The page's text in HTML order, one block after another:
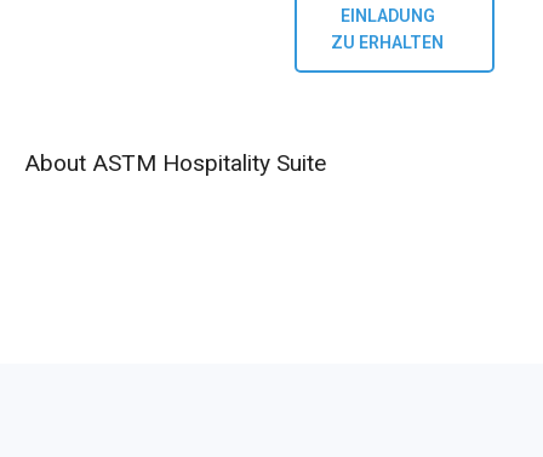
EINLADUNG
ZU ERHALTEN
About ASTM Hospitality Suite